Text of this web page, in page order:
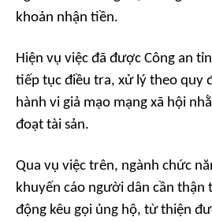
khoản nhận tiền.
Hiện vụ việc đã được Công an
tiếp tục điều tra, xử lý theo quy
hành vi giả mạo mạng xã hội
đoạt tài sản.
Qua vụ việc trên, ngành chức
khuyến cáo người dân cần thận
động kêu gọi ủng hộ, từ thiện